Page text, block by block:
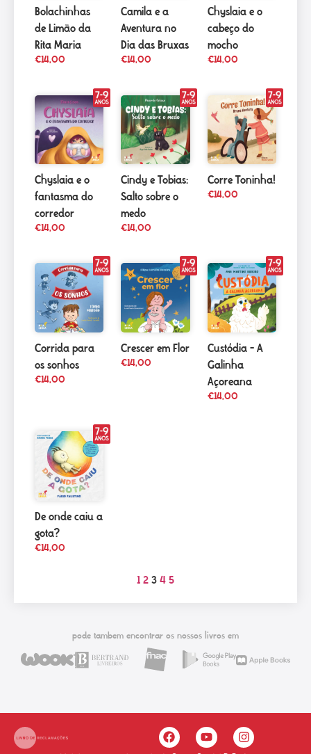
Bolachinhas
de Limão da
Rita Maria
€14,00
Camila e a
Aventura no
Dia das Bruxas
€14,00
Chyslaia e o
cabeço do
mocho
€14,00
Chyslaia e o
fantasma do
corredor
€14,00
Cindy e Tobias:
Salto sobre o
medo
€14,00
Corre Toninha!
€14,00
Corrida para
os sonhos
€14,00
Crescer em Flor
€14,00
Custódia – A
Galinha
Açoreana
€14,00
De onde caiu a
gota?
€14,00
1 2 3 4 5
pode tambem encontrar os nossos livros em